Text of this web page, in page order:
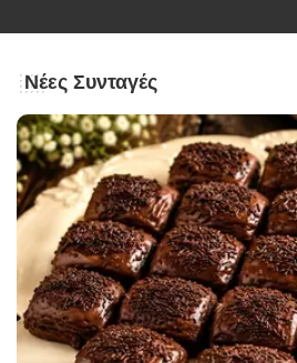
Νέες Συνταγές